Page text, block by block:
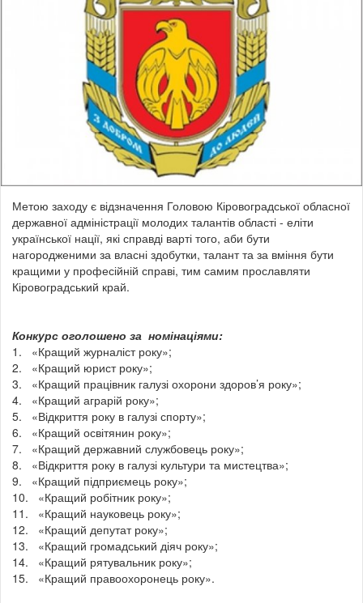
Метою заходу є відзначення Головою Кіровоградської обласної
державної адміністрації молодих талантів області - еліти
української нації, які справді варті того, аби бути
нагородженими за власні здобутки, талант та за вміння бути
кращими у професійній справі, тим самим прославляти
Кіровоградський край.
Конкурс оголошено за номінаціями:
1. «Кращий журналіст року»;
2. «Кращий юрист року»;
3. «Кращий працівник галузі охорони здоров’я року»;
4. «Кращий аграрій року»;
5. «Відкриття року в галузі спорту»;
6. «Кращий освітянин року»;
7. «Кращий державний службовець року»;
8. «Відкриття року в галузі культури та мистецтва»;
9. «Кращий підприємець року»;
10. «Кращий робітник року»;
11. «Кращий науковець року»;
12. «Кращий депутат року»;
13. «Кращий громадський діяч року»;
14. «Кращий рятувальник року»;
15. «Кращий правоохоронець року».